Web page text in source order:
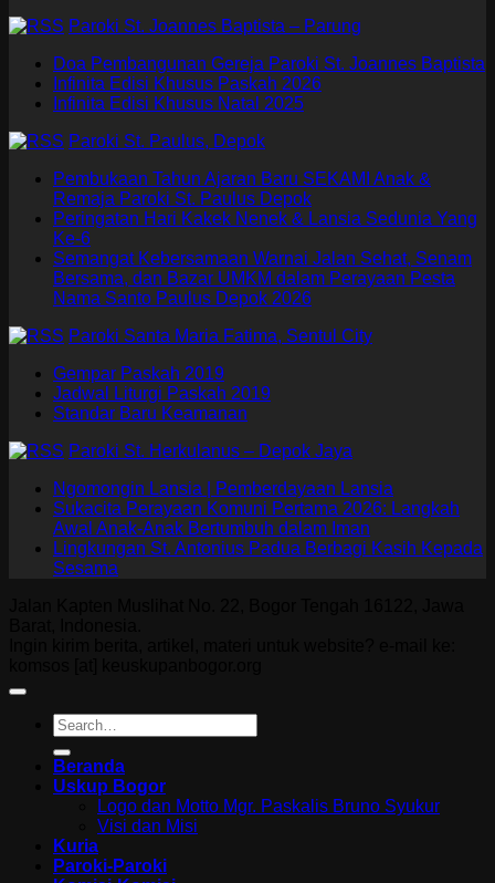
Paroki St. Joannes Baptista – Parung
Doa Pembangunan Gereja Paroki St. Joannes Baptista
Infinita Edisi Khusus Paskah 2026
Infinita Edisi Khusus Natal 2025
Paroki St. Paulus, Depok
Pembukaan Tahun Ajaran Baru SEKAMI Anak &
Remaja Paroki St. Paulus Depok
Peringatan Hari Kakek Nenek & Lansia Sedunia Yang
Ke-6
Semangat Kebersamaan Warnai Jalan Sehat, Senam
Bersama, dan Bazar UMKM dalam Perayaan Pesta
Nama Santo Paulus Depok 2026
Paroki Santa Maria Fatima, Sentul City
Gempar Paskah 2019
Jadwal Liturgi Paskah 2019
Standar Baru Keamanan
Paroki St. Herkulanus – Depok Jaya
Ngomongin Lansia | Pemberdayaan Lansia
Sukacita Perayaan Komuni Pertama 2026: Langkah
Awal Anak-Anak Bertumbuh dalam Iman
Lingkungan St. Antonius Padua Berbagi Kasih Kepada
Sesama
Beranda
Uskup Bogor
Logo dan Motto Mgr. Paskalis Bruno Syukur
Visi dan Misi
Kuria
Paroki-Paroki